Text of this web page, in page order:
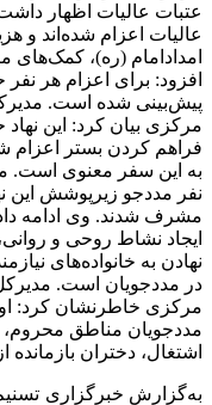
عتبات عالیات اظهار
عالیات اعزام شده‌اند و
امدادامام (ره)،
پیش‌بینی شده است.
مرکزی بیان کرد: این
فراهم کردن بستر
نفر مددجو زیرپوشش این
مشرف شدند. وی ادامه
ایجاد نشاط روحی و
نهادن به خانواده‌های
در مددجویان است.
مرکزی خاطرنشان کرد:
مددجویان مناطق
اشتغال، دختران
به‌گزارش خبرگزاری